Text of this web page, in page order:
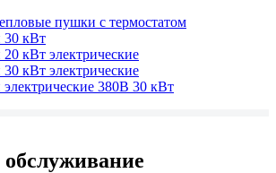
пушки с термостатом
30 кВт
кВт электрические
кВт электрические
380В 30 кВт